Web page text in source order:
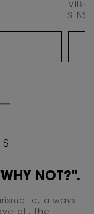
text-uppercase">S N A P
NOT?".
always